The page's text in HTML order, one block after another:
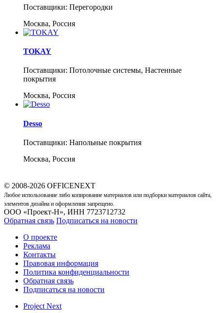
Поставщики: Перегородки
Москва, Россия
TOKAY
Поставщики: Потолочные системы, Настенные
покрытия
Москва, Россия
Desso
Поставщики: Напольные покрытия
Москва, Россия
© 2008-2026 OFFICENEXT
Любое использование либо копирование материалов или подборки материалов сайта,
элементов дизайна и оформления запрещено.
ООО «Проект-Н», ИНН 7723712732
Обратная связь Подписаться на новости
О проекте
Реклама
Контакты
Правовая информация
Политика конфиденциальности
Обратная связь
Подписаться на новости
Project Next